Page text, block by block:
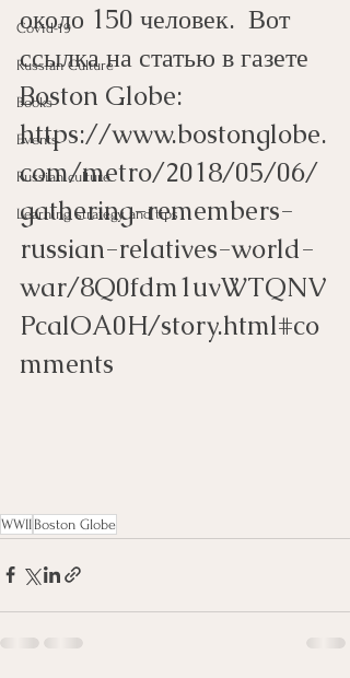
Covid-19
Russian Culture
Books
Events
Russian culture
Learning strategy and tips
около 150 человек.  Вот
ссылка на статью в газете
Boston Globe:
https://www.bostonglobe.
com/metro/2018/05/06/
gathering-remembers-
russian-relatives-world-
war/8Q0fdm1uvWTQNV
PcalOA0H/story.html#co
mments
WWII Boston Globe